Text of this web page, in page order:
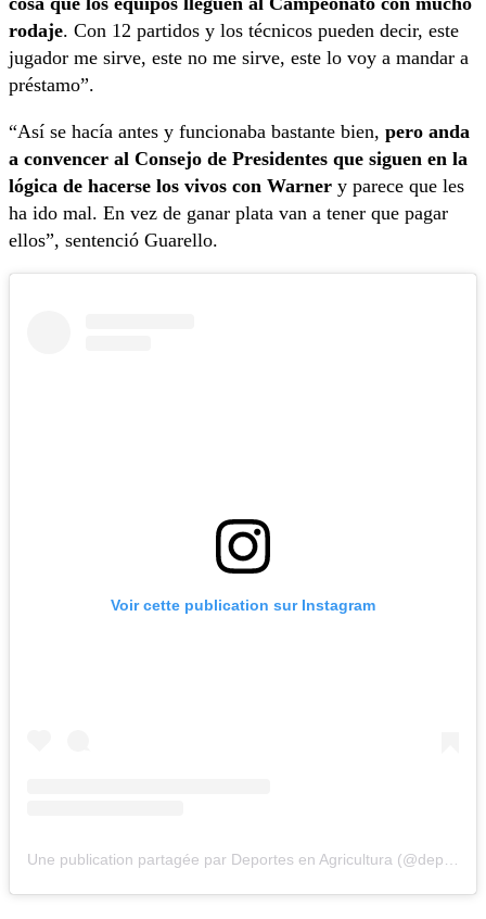
rodaje. Con 12 partidos y los técnicos pueden decir, este
jugador me sirve, este no me sirve, este lo voy a mandar a
préstamo”.
“Así se hacía antes y funcionaba bastante bien, pero anda
a convencer al Consejo de Presidentes que siguen en la
lógica de hacerse los vivos con Warner y parece que les
ha ido mal. En vez de ganar plata van a tener que pagar
ellos”, sentenció Guarello.
Voir cette publication sur Instagram